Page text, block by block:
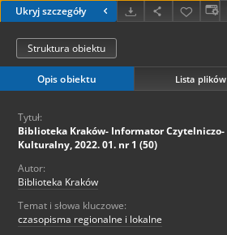
Ukryj szczegóły
Struktura obiektu
Opis obiektu Lista plików
Tytuł:
Biblioteka Kraków- Informator Czytelniczo-
Kulturalny, 2022. 01. nr 1 (50)
Autor:
Biblioteka Kraków
Temat i słowa kluczowe:
czasopisma regionalne i lokalne